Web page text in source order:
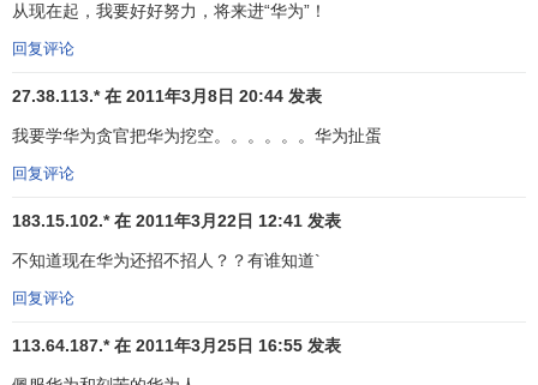
在国际市场才真正有了成效。这一年，华为的产品已经进入
非洲、亚洲等十几个国家，年销售额超过3亿美元。华为的品
牌也开始在这些第三世界国家逐步叫响。
华为：如何撬开核心市场的坚冰
没有人永远甘心看别人吃肉自己啃骨头，雄心勃勃的华
为更是如此。其实，从1998年开始，华为就把触角探向世界
进入欧美也是先从边缘做起。1998年就奔赴莫斯科开拓
个地区都跑了一遍，竞争对手滑雪、和家人团聚的时间我们
从现在起，我要好好努力，将来进“华为”！
回复评论
27.38.113.* 在 2011年3月8日 20:44 发表
我要学华为贪官把华为挖空。。。。。。华为扯蛋
回复评论
183.15.102.* 在 2011年3月22日 12:41 发表
不知道现在华为还招不招人？？有谁知道`
回复评论
113.64.187.* 在 2011年3月25日 16:55 发表